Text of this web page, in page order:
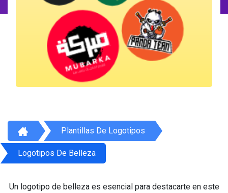
Plantillas De Logotipos
Logotipos De Belleza
Un logotipo de belleza es esencial para destacarte en este